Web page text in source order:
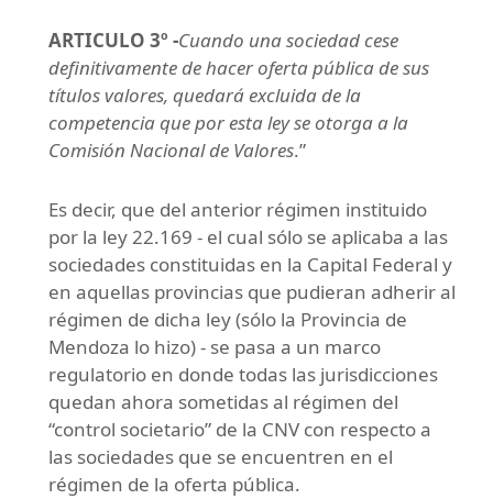
ARTICULO 3º -Cuando una sociedad cese
definitivamente de hacer oferta pública de sus
títulos valores, quedará excluida de la
competencia que por esta ley se otorga a la
Comisión Nacional de Valores.”
Es decir, que del anterior régimen instituido
por la ley 22.169 - el cual sólo se aplicaba a las
sociedades constituidas en la Capital Federal y
en aquellas provincias que pudieran adherir al
régimen de dicha ley (sólo la Provincia de
Mendoza lo hizo) - se pasa a un marco
regulatorio en donde todas las jurisdicciones
quedan ahora sometidas al régimen del
“control societario” de la CNV con respecto a
las sociedades que se encuentren en el
régimen de la oferta pública.